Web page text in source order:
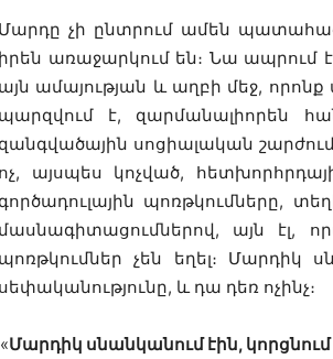
Մարդը չի ընտրում ամեն
իրեն առաջարկում են։ Նա ապրում
այն ամայության և աղբի մեջ, որոնք
պարզվում է, զարմանալիորեն
սոցիալական
ոչ, այսպես կոչված,
պոռթկումները,
մասնագիտացումներով, այն էլ,
պոռթկումներ չեն եղել։ Մարդիկ
սեփականությունը, և դա դեռ ոչինչ։
«Մարդիկ սնանկանում էին,